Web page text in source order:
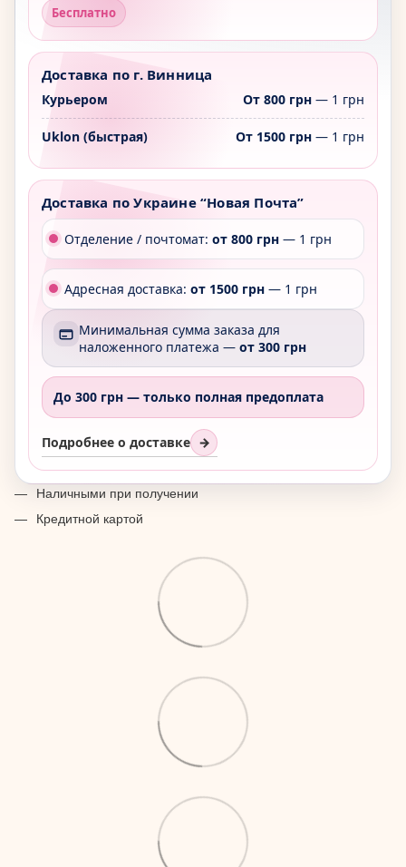
Бесплатно
Доставка по г. Винница
Курьером От 800 грн— 1 грн
Uklon (быстрая) От 1500 грн— 1 грн
Доставка по Украине “Новая Почта”
Отделение / почтомат: от 800 грн — 1 грн
Адресная доставка: от 1500 грн — 1 грн
Минимальная сумма заказа для
наложенного платежа — от 300 грн
До 300 грн — только полная предоплата
Подробнее о доставке →
Наличными при получении
Кредитной картой